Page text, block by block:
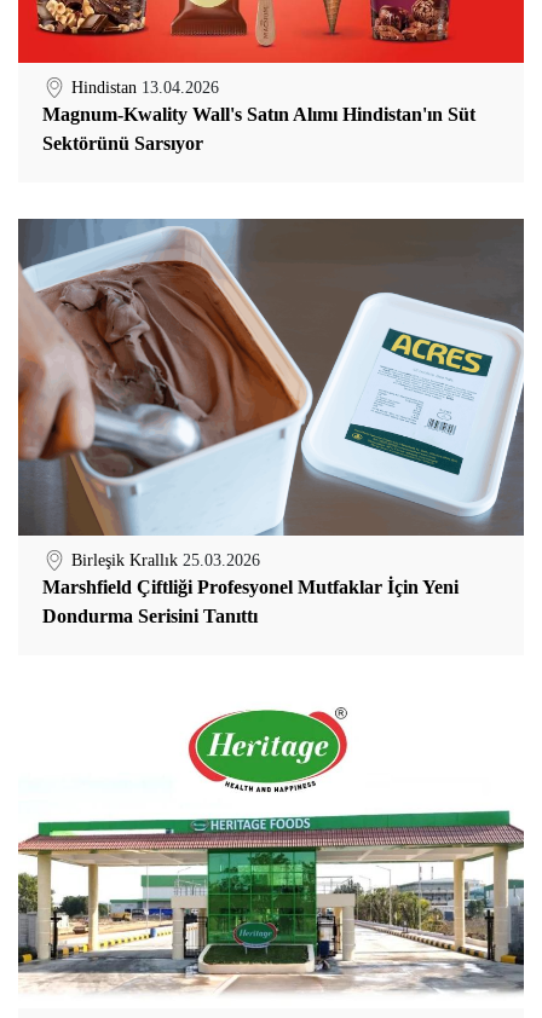
Hindistan 13.04.2026
Magnum-Kwality Wall's Satın Alımı Hindistan'ın Süt
Sektörünü Sarsıyor
Birleşik Krallık 25.03.2026
Marshfield Çiftliği Profesyonel Mutfaklar İçin Yeni
Dondurma Serisini Tanıttı